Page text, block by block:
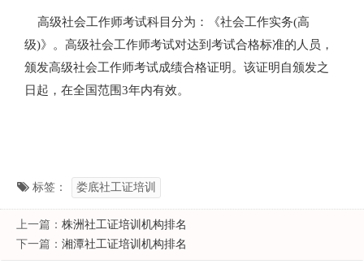
高级社会工作师考试科目分为：《社会工作实务(高
级)》。高级社会工作师考试对达到考试合格标准的人员，
颁发高级社会工作师考试成绩合格证明。该证明自颁发之
日起，在全国范围3年内有效。
标签： 娄底社工证培训
上一篇： 株洲社工证培训机构排名
下一篇： 湘潭社工证培训机构排名